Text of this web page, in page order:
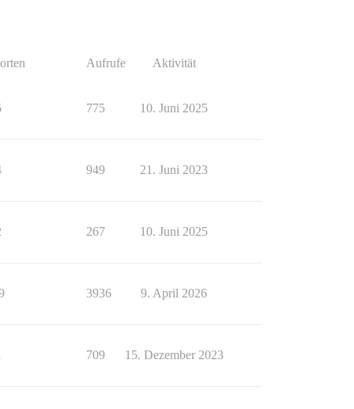
Aufrufe Aktivität
775 10. Juni 2025
949 21. Juni 2023
267 10. Juni 2025
3936 9. April 2026
709 15. Dezember 2023